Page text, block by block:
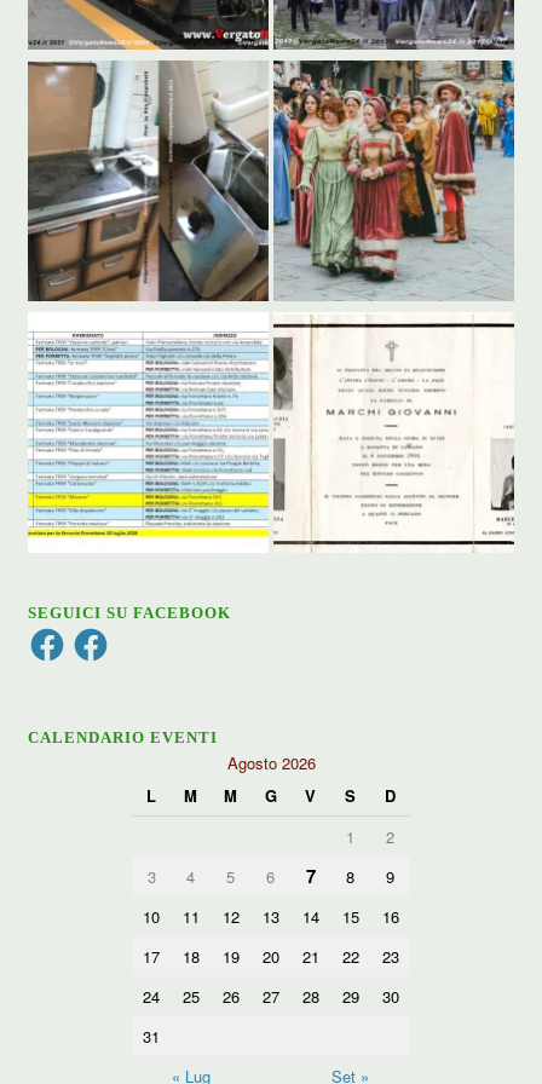
SEGUICI SU FACEBOOK
FacebookFacebook
CALENDARIO EVENTI
Agosto 2026
L
M M G V S
D
1
2
3
4 5 6 7 8
9
10
11 12 13 14 15
16
17
18 19 20 21 22
23
24
25 26 27 28 29
30
31
« Lug
Set »